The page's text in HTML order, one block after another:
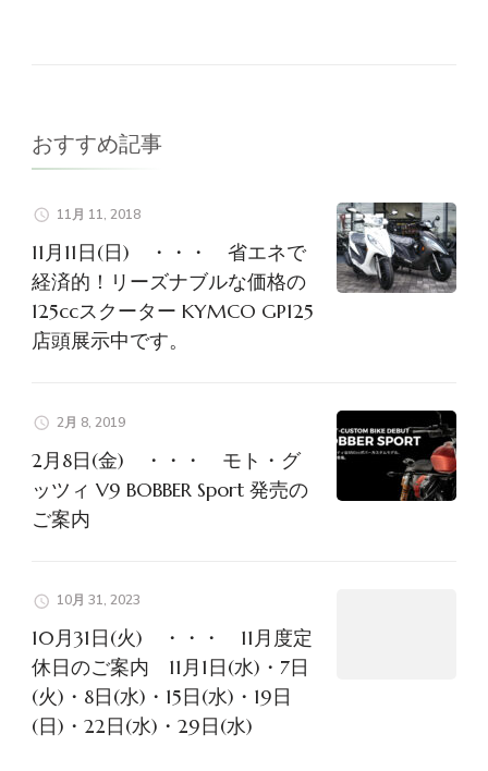
ョ
ン
おすすめ記事
11月 11, 2018
11月11日(日) ・・・ 省エネで
経済的！リーズナブルな価格の
125ccスクーター KYMCO GP125
店頭展示中です。
2月 8, 2019
2月8日(金) ・・・ モト・グ
ッツィ V9 BOBBER Sport 発売の
ご案内
10月 31, 2023
10月31日(火) ・・・ 11月度定
休日のご案内 11月1日(水)・7日
(火)・8日(水)・15日(水)・19日
(日)・22日(水)・29日(水)